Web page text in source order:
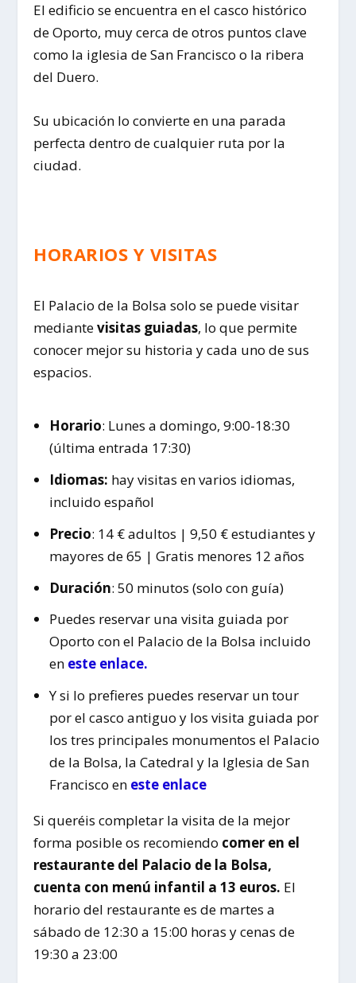
El edificio se encuentra en el casco histórico
deOporto, muy cerca de otros puntos clave
como la iglesia de San Francisco o la ribera
del Duero.
Su ubicación lo convierte en una parada
perfecta dentro de cualquier ruta por la
ciudad.
HORARIOS Y VISITAS
El Palacio de la Bolsa solo se puede visitar
mediantevisitas guiadas, lo que permite
conocer mejor su historia y cada uno de sus
espacios.
Horario: Lunes a domingo, 9:00-18:30
(última entrada 17:30)
Idiomas: hay visitas en varios idiomas,
incluido español
Precio: 14 € adultos | 9,50 € estudiantes y
mayores de 65 | Gratis menores 12 años
Duración: 50 minutos (solo con guía)
Puedes reservar una visita guiada por
Oporto con el Palacio de la Bolsa incluido
eneste enlace.
Y si lo prefieres puedes reservar un tour
por el casco antiguo y los visita guiada por
los tres principales monumentos el Palacio
de la Bolsa, la Catedral y la Iglesia de San
Francisco en este enlace
Si queréis completar la visita de la mejor
forma posible os recomiendo comer en el
restaurante del Palacio de la Bolsa,
cuenta con menú infantil a 13 euros. El
horario del restaurante es de martes a
sábado de 12:30 a 15:00 horas y cenas de
19:30 a 23:00